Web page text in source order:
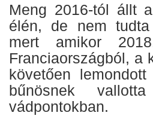
Meng 2016-tól állt
élén, de nem tudta
mert amikor
Franciaországból, a
követően
bűnösnek
vádpontokban.